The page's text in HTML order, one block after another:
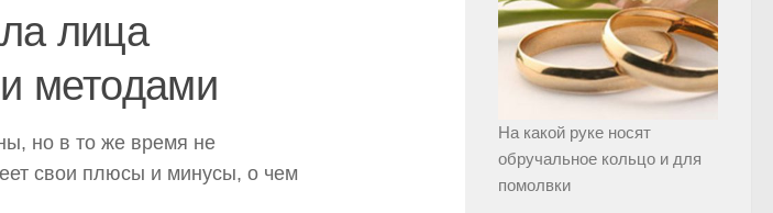
лица
методами
но в то же время не
свои плюсы и минусы, о чем
На какой руке носят
обручальное кольцо и для
помолвки